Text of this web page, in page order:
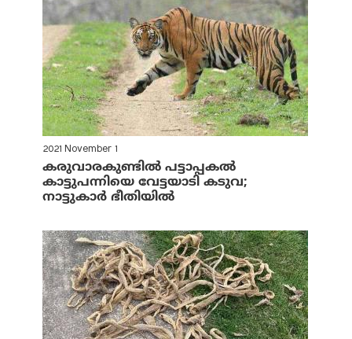
2021 November 1
കരുവാരകുണ്ടില്‍ പട്ടാപ്പകല്‍
കാട്ടുപന്നിയെ വേട്ടയാടി കടുവ;
നാട്ടുകാര്‍ ഭീതിയില്‍